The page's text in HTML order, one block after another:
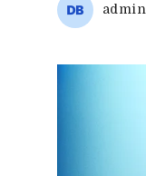
admin